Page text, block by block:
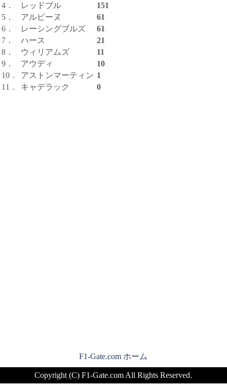
4．
レッドブル
151
5．
アルピーヌ
61
6．
レーシングブルズ
61
7．
ハース
21
8．
ウィリアムズ
11
9．
アウディ
10
10．
アストンマーティン 1
11．
キャデラック 0
F1-Gate.com ホーム
Copyright (C) F1-Gate.com All Rights Reserved.